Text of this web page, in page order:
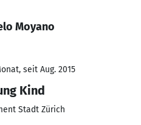
Moyano
seit Aug. 2015
Kind
Stadt Zürich